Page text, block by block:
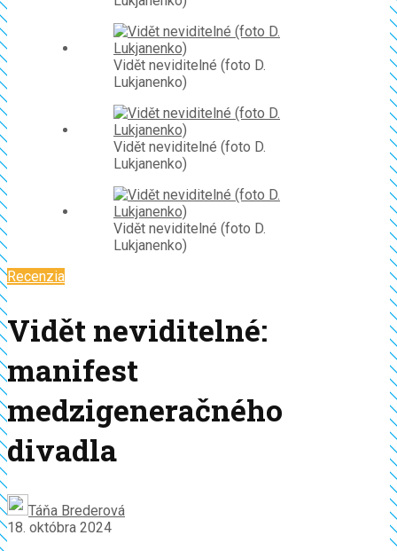
Vidět neviditelné (foto D.
Lukjanenko)
Vidět neviditelné (foto D.
Lukjanenko)
Vidět neviditelné (foto D.
Lukjanenko)
Recenzia
Vidět neviditelné:
manifest
medzigeneračného
divadla
Táňa Brederová
18. októbra 2024